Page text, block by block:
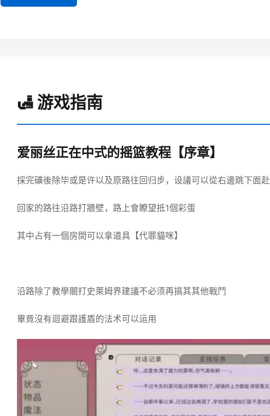
🛃 游戏指南
爱丽丝正在中式的摇篮教程【序章】
採完礦後除毕或是许以及原路往回归步，设議可以從右邊跳下面赴
回家的路往沿路打牆壁，路上會瞭望抵1個彩蛋
其中占有一個房間可以拿道具【代罪貓咪】
沿路除了教學關打史萊姆界建議不必须再搞其其他戰鬥
畢竟沒有迴避跟護盾的法术可以运用